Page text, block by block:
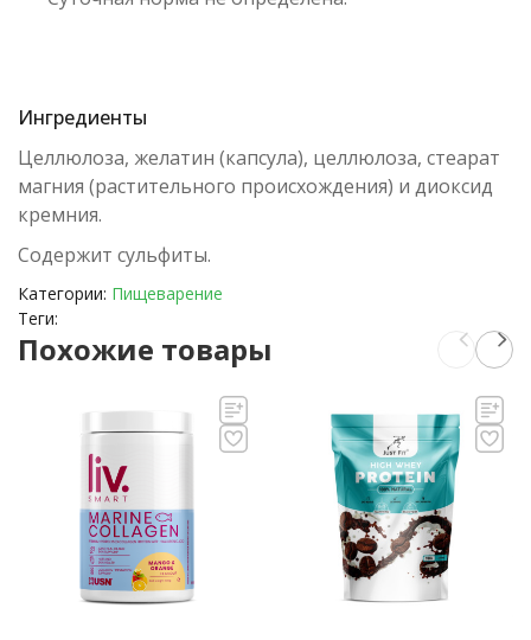
Ингредиенты
Целлюлоза, желатин (капсула), целлюлоза, стеарат
магния (растительного происхождения) и диоксид
кремния.
Содержит сульфиты.
Категории: Пищеварение
Теги:
Похожие товары